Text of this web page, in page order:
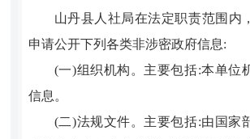
山丹县人社局在法定职责范围内
申请公开下列各类非涉密政府信息:
(一)组织机构。主要包括:本单位
信息。
(二)法规文件。主要包括:由国家